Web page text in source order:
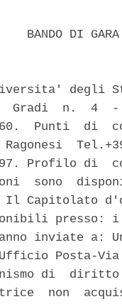
BANDO DI
degli
Gradi  n.  4
Punti
Profilo di
sono
Capitolato
inviate a:
Posta-
di  diritto
non